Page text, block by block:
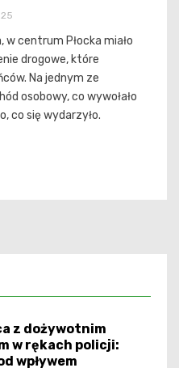
w centrum Płocka miało
drogowe, które
Na jednym ze
osobowy, co wywołało
co się wydarzyło.
z dożywotnim
w rękach policji:
wpływem